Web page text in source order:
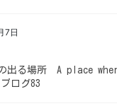
7日
の出る場所 A place
ログ83